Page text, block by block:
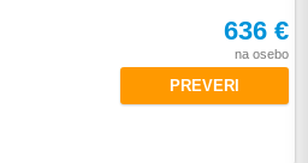
636 €
na osebo
PREVERI